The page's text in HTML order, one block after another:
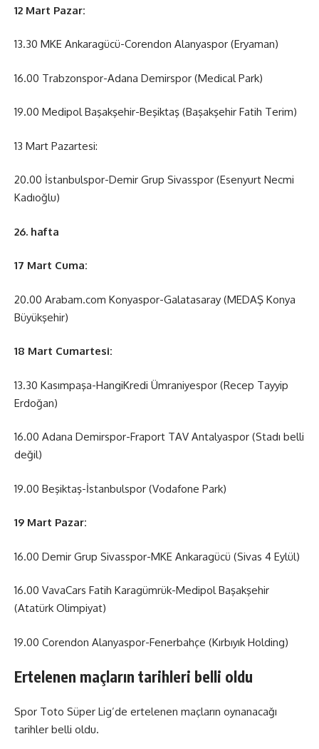
12 Mart Pazar:
13.30 MKE Ankaragücü-Corendon Alanyaspor (Eryaman)
16.00 Trabzonspor-Adana Demirspor (Medical Park)
19.00 Medipol Başakşehir-Beşiktaş (Başakşehir Fatih Terim)
13 Mart Pazartesi:
20.00 İstanbulspor-Demir Grup Sivasspor (Esenyurt Necmi
Kadıoğlu)
26. hafta
17 Mart Cuma:
20.00 Arabam.com Konyaspor-Galatasaray (MEDAŞ Konya
Büyükşehir)
18 Mart Cumartesi:
13.30 Kasımpaşa-HangiKredi Ümraniyespor (Recep Tayyip
Erdoğan)
16.00 Adana Demirspor-Fraport TAV Antalyaspor (Stadı belli
değil)
19.00 Beşiktaş-İstanbulspor (Vodafone Park)
19 Mart Pazar:
16.00 Demir Grup Sivasspor-MKE Ankaragücü (Sivas 4 Eylül)
16.00 VavaCars Fatih Karagümrük-Medipol Başakşehir
(Atatürk Olimpiyat)
19.00 Corendon Alanyaspor-Fenerbahçe (Kırbıyık Holding)
Ertelenen maçların tarihleri belli oldu
Spor Toto Süper Lig’de ertelenen maçların oynanacağı
tarihler belli oldu.